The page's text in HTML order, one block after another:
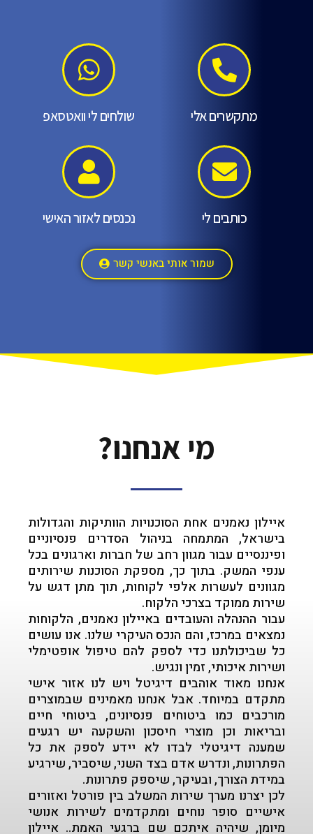
מתקשרים אלי שולחים לי וואטסאפ
כותבים לי נכנסים לאזור האישי
שמור אותי באנשי קשר
מי אנחנו?
איילון נאמנים אחת הסוכנויות הוותיקות והגדולות
בישראל, המתמחה בניהול הסדרים פנסיוניים
ופיננסיים עבור מגוון רחב של חברות וארגונים בכל
ענפי המשק. בתוך כך, מספקת הסוכנות שירותים
מגוונים לעשרות אלפי לקוחות, תוך מתן דגש על
שירות ממוקד בצרכי הלקוח.
עבור ההנהלה והעובדים באיילון נאמנים, הלקוחות
נמצאים במרכז, והם הנכס העיקרי שלנו. אנו עושים
כל שביכולתנו כדי לספק להם טיפול אופטימלי
ושירות איכותי, זמין ונגיש.
אנחנו מאוד אוהבים דיגיטל ויש לנו אזור אישי
מתקדם במיוחד. אבל אנחנו מאמינים שבמוצרים
מורכבים כמו ביטוחים פנסיונים, ביטוחי חיים
ובריאות וכן מוצרי חיסכון והשקעה יש רגעים
שמענה דיגיטלי לבדו לא יידע לספק את כל
הפתרונות, ונדרש אדם בצד השני, שיסביר, שירגיע
במידת הצורך, ובעיקר, שיספק פתרונות.
לכן יצרנו מערך שירות המשלב בין פורטל ואזורים
אישיים סופר נוחים ומתקדמים לשירות אנושי
מיומן, שיהיה איתכם שם ברגעי האמת.. איילון